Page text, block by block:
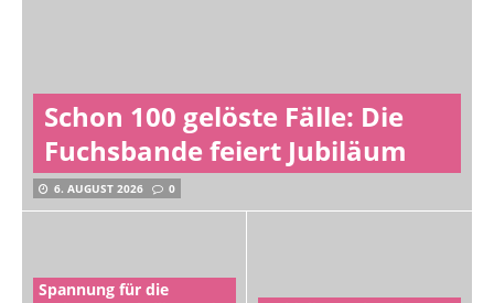
Schon 100 gelöste Fälle: Die
Fuchsbande feiert Jubiläum
6. AUGUST 2026 0
Spannung für die